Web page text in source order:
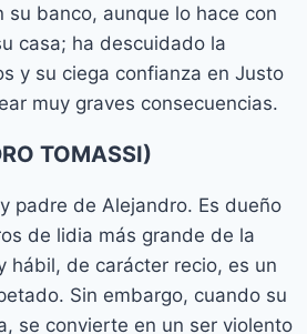
banco, aunque lo hace con
casa; ha descuidado la
y su ciega confianza en Justo
muy graves consecuencias.
TOMASSI)
padre de Alejandro. Es dueño
de lidia más grande de la
hábil, de carácter recio, es un
Sin embargo, cuando su
se convierte en un ser violento